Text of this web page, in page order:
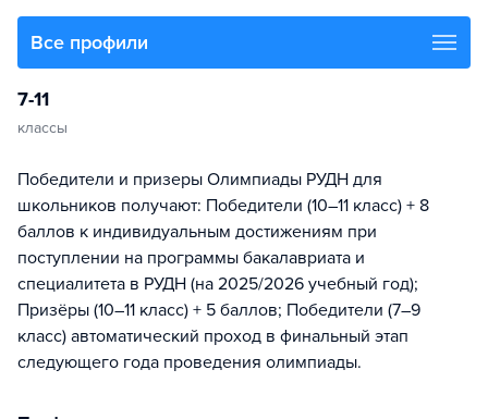
Все профили
7-11
классы
Победители и призеры Олимпиады РУДН для
школьников получают: Победители (10–11 класс) + 8
баллов к индивидуальным достижениям при
поступлении на программы бакалавриата и
специалитета в РУДН (на 2025/2026 учебный год);
Призёры (10–11 класс) + 5 баллов; Победители (7–9
класс) автоматический проход в финальный этап
следующего года проведения олимпиады.